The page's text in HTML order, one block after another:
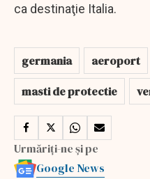
ca destinaţie Italia.
germania aeroport
masti de protectie
Urmăriți-ne și pe
Google News